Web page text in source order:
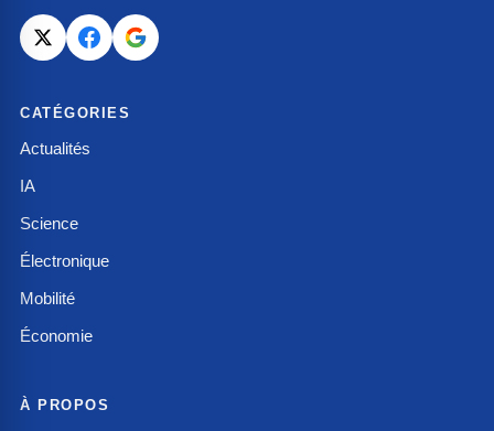
CATÉGORIES
Actualités
IA
Science
Électronique
Mobilité
Économie
À PROPOS